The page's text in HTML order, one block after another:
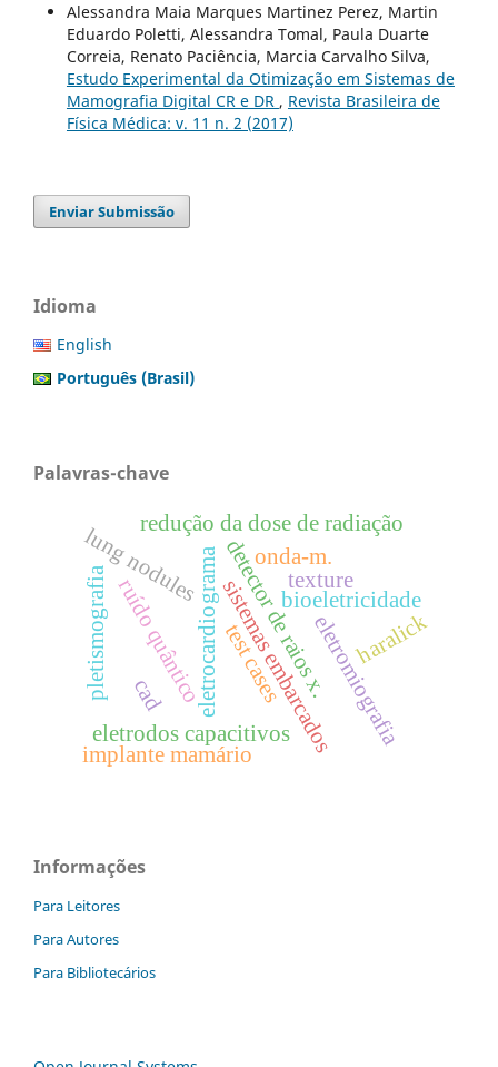
Alessandra Maia Marques Martinez Perez, Martin
Eduardo Poletti, Alessandra Tomal, Paula Duarte
Correia, Renato Paciência, Marcia Carvalho Silva,
Estudo Experimental da Otimização em Sistemas de
Mamografia Digital CR e DR , Revista Brasileira de
Física Médica: v. 11 n. 2 (2017)
Enviar Submissão
Idioma
English
Português (Brasil)
Palavras-chave
detector de raios x.bioeletricidade
sistemas embarcados
eletrocardiograma
eletrodos capacitivos
redução da dose de radiação
ruído quântico
implante mamário
eletromiografia
test cases
onda-m.
lung nodules
cad
haralick
texture
pletismografia
Informações
Para Leitores
Para Autores
Para Bibliotecários